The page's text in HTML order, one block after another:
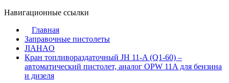
Навигационные ссылки
Главная
Заправочные пистолеты
JIAHAO
Кран топливораздаточный JH 11-A (Q1-60) –
автоматический пистолет, аналог OPW 11A для бензина
и дизеля